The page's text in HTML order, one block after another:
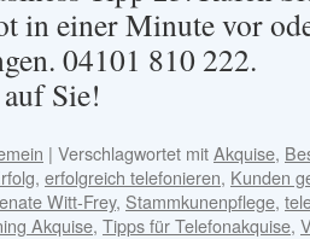
in einer Minute vor
04101 810 222.
Sie!
| Verschlagwortet mitAkquise,
, erfolgreich telefonieren, Kunden
Witt-Frey, Stammkunenpflege,
Akquise, Tipps für Telefonakquise,